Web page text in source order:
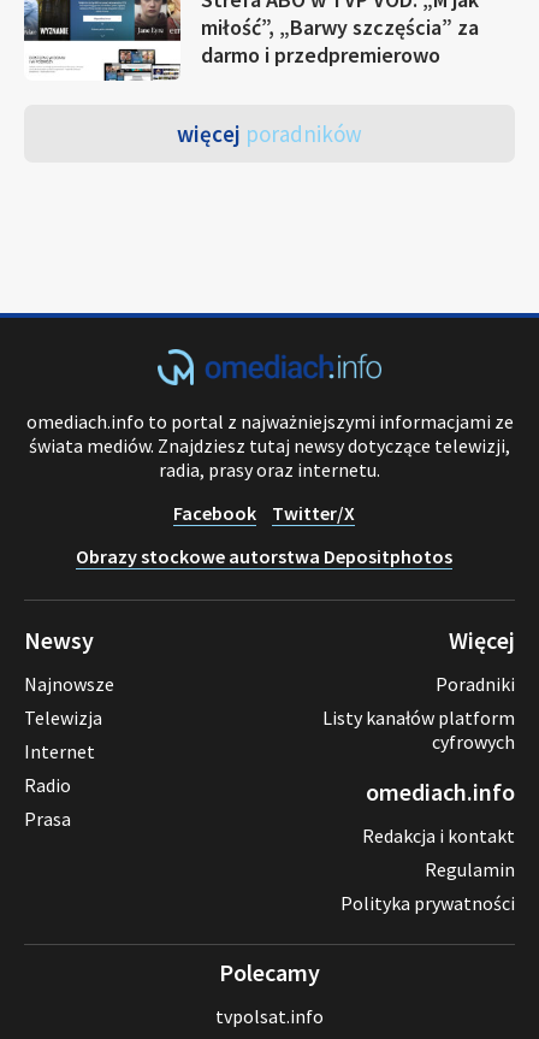
miłość”, „Barwy szczęścia” za
darmo i przedpremierowo
więcej poradników
omediach.info to portal z najważniejszymi informacjami ze
świata mediów. Znajdziesz tutaj newsy dotyczące telewizji,
radia, prasy oraz internetu.
Facebook
Twitter/X
Obrazy stockowe autorstwa Depositphotos
Newsy
Najnowsze
Telewizja
Internet
Radio
Prasa
Więcej
Poradniki
Listy kanałów platform
cyfrowych
omediach.info
Redakcja i kontakt
Regulamin
Polityka prywatności
Polecamy
tvpolsat.info